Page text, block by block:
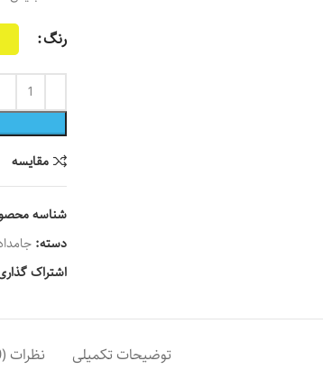
رنگ
مقايسه
شناسه
دسته:
اشتراک
توضیحات تکمیلی نظرات (0)